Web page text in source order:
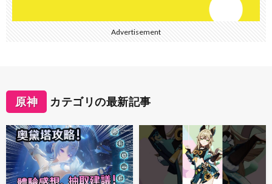
Advertisement
原神 カテゴリの最新記事